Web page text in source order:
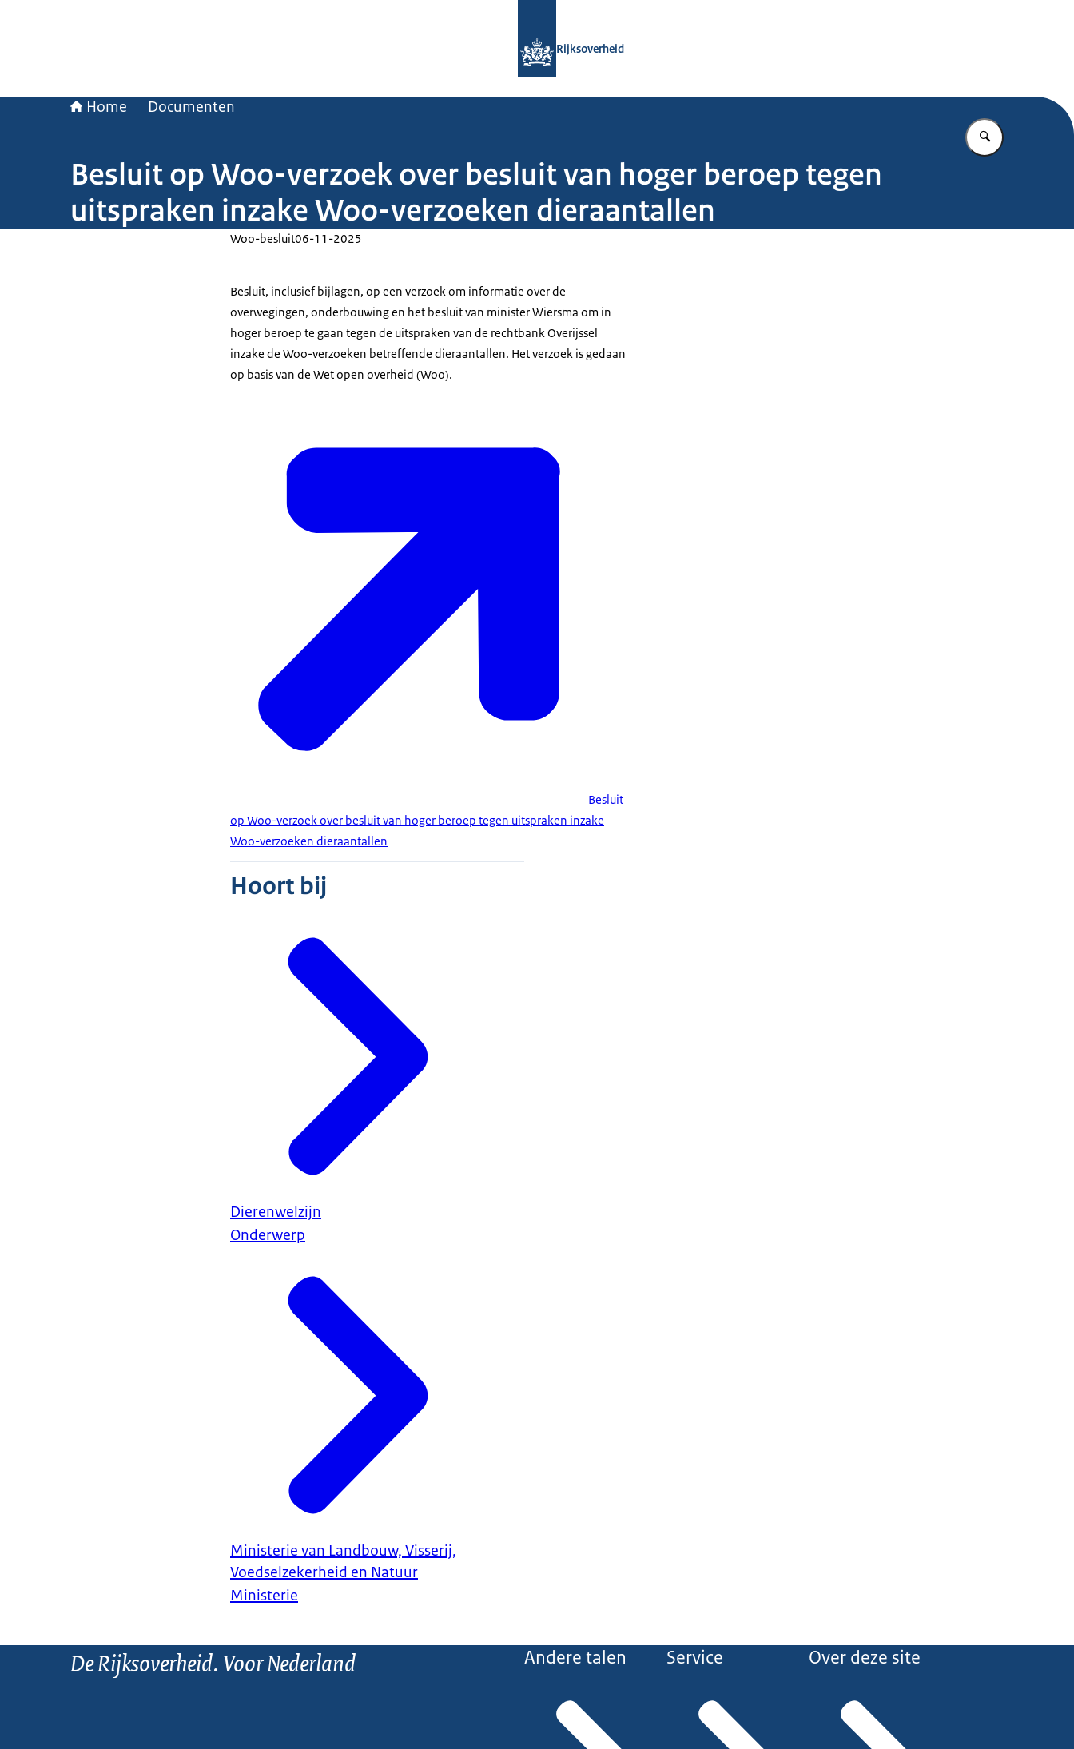
Rijksoverheid
Home Documenten
Vul in wat u
Besluit op Woo-verzoek over besluit van hoger beroep tegen
uitspraken inzake Woo-verzoeken dieraantallen
Woo-besluit06-11-2025
Besluit, inclusief bijlagen, op een verzoek om informatie over de
overwegingen, onderbouwing en het besluit van minister Wiersma om in
hoger beroep te gaan tegen de uitspraken van de rechtbank Overijssel
inzake de Woo-verzoeken betreffende dieraantallen. Het verzoek is gedaan
op basis van de Wet open overheid (Woo).
Besluit
op Woo-verzoek over besluit van hoger beroep tegen uitspraken inzake
Woo-verzoeken dieraantallen
Hoort bij
Dierenwelzijn
Onderwerp
Ministerie van Landbouw, Visserij,
Voedselzekerheid en Natuur
Ministerie
De Rijksoverheid. Voor Nederland Andere talen Service Over deze site